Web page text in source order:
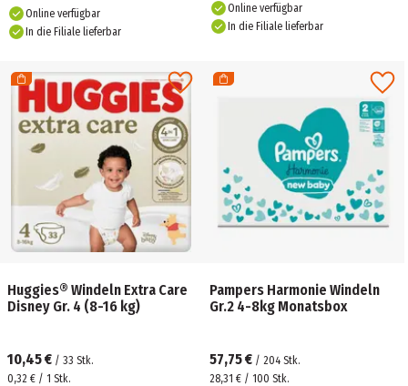
Online verfügbar
In die Filiale lieferbar
Online verfügbar
In die Filiale lieferbar
Huggies® Windeln Extra Care
Disney Gr. 4 (8-16 kg)
10,45 € / 33 Stk.
0,32 € / 1 Stk.
Pampers Harmonie Windeln
Gr.2 4-8kg Monatsbox
57,75 € / 204 Stk.
28,31 € / 100 Stk.